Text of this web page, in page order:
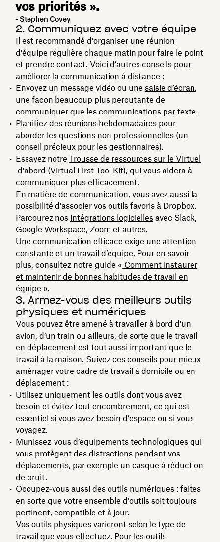
vos priorités ».
- Stephen Covey
2. Communiquez avec votre équipe
Il est recommandé d’organiser une réunion
d’équipe régulière chaque matin pour faire le point
et prendre contact. Voici d’autres conseils pour
améliorer la communication à distance :
Envoyez un message vidéo ou une saisie d’écran,
une façon beaucoup plus percutante de
communiquer que les communications par texte.
Planifiez des réunions hebdomadaires pour
aborder les questions non professionnelles (un
conseil précieux pour les gestionnaires).
Essayez notre Trousse de ressources sur le Virtuel
d’abord (Virtual First Tool Kit), qui vous aidera à
communiquer plus efficacement.
En matière de communication, vous avez aussi la
possibilité d’associer vos outils favoris à Dropbox.
Parcourez nos intégrations logicielles avec Slack,
Google Workspace, Zoom et autres.
Une communication efficace exige une attention
constante et un travail d’équipe. Pour en savoir
plus, consultez notre guide « Comment instaurer
et maintenir de bonnes habitudes de travail en
équipe ».
3. Armez-vous des meilleurs outils
physiques et numériques
Vous pouvez être amené à travailler à bord d’un
avion, d’un train ou ailleurs, de sorte que le travail
en déplacement est tout aussi important que le
travail à la maison. Suivez ces conseils pour mieux
aménager votre cadre de travail à domicile ou en
déplacement :
Utilisez uniquement les outils dont vous avez
besoin et évitez tout encombrement, ce qui est
essentiel si vous avez besoin d’espace ou si vous
voyagez.
Munissez-vous d’équipements technologiques qui
vous protègent des distractions pendant vos
déplacements, par exemple un casque à réduction
de bruit.
Occupez‑vous aussi des outils numériques : faites
en sorte que votre ensemble d’outils soit toujours
pertinent, compatible et à jour.
Vos outils physiques varieront selon le type de
travail que vous effectuez. Pour les outils